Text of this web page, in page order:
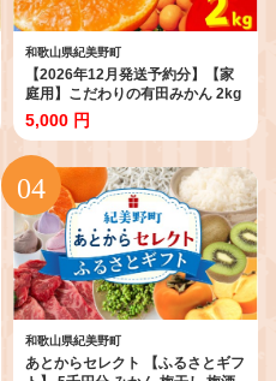
和歌山県紀美野町
【2026年12月発送予約分】【家
庭用】こだわりの有田みかん 2kg
※サイズ混合 ＼光センサー選別！
／ 【農家直送】 有機質肥料100%
／ みかん ミカン 有田みかん 温州
みかん 柑橘 有田 和歌山 ※北海
道・沖縄・離島配送不可/みかん
ミカン 有田みかん 温州みかん 柑
橘 有田 和歌山 産地直送
【nuk004-c-2-decH】
5,000 円
和歌山県紀美野町
あとからセレクト 【ふるさとギフ